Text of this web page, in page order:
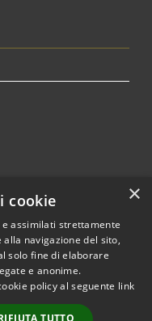
© 2026 • Comune di
Terralba • Powered by
Municipium•Accesso
redazione
×
cookie
assimilati strettamente
navigazione del sito,
solo fine di elaborare
e anonime.
policy al seguente link
TUTTO